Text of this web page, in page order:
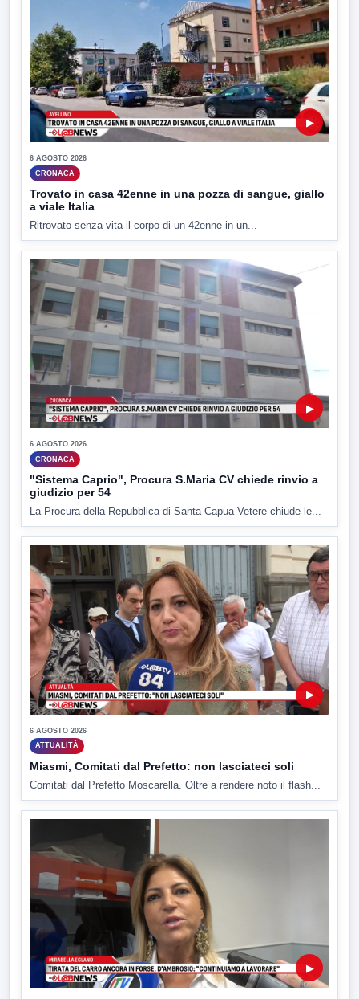
▶
6 AGOSTO 2026
CRONACA
Trovato in casa 42enne in una pozza di sangue, giallo
a viale Italia
Ritrovato senza vita il corpo di un 42enne in un...
▶
6 AGOSTO 2026
CRONACA
"Sistema Caprio", Procura S.Maria CV chiede rinvio a
giudizio per 54
La Procura della Repubblica di Santa Capua Vetere chiude le...
▶
6 AGOSTO 2026
ATTUALITÀ
Miasmi, Comitati dal Prefetto: non lasciateci soli
Comitati dal Prefetto Moscarella. Oltre a rendere noto il flash...
▶